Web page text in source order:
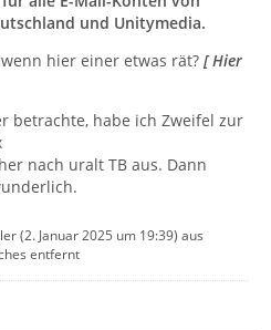
und Unitymedia.
hier einer etwas rät? [ Hier
betrachte, habe ich Zweifel zur
nach uralt TB aus. Dann
(2. Januar 2025 um 19:39) aus
entfernt